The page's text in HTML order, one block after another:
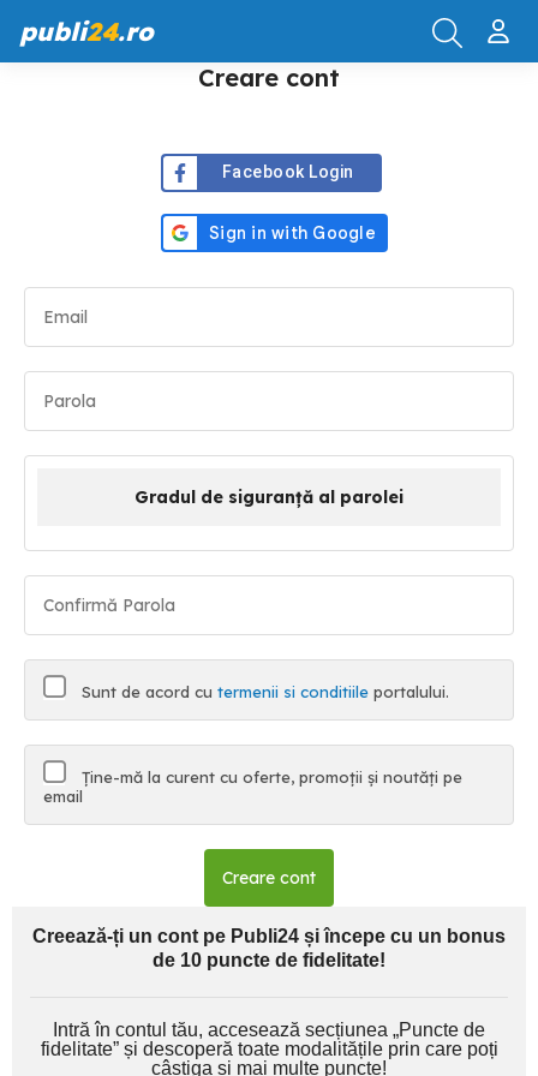
publi24.ro
Creare cont
Facebook Login
Gradul de siguranță al parolei
Sunt de acord cu termenii si conditiile portalului.
Ține-mă la curent cu oferte, promoții și noutăți pe
email
Creare cont
Creează-ți un cont pe Publi24 și începe cu un bonus
de 10 puncte de fidelitate!
Intră în contul tău, accesează secțiunea „Puncte de
fidelitate” și descoperă toate modalitățile prin care poți
câștiga și mai multe puncte!